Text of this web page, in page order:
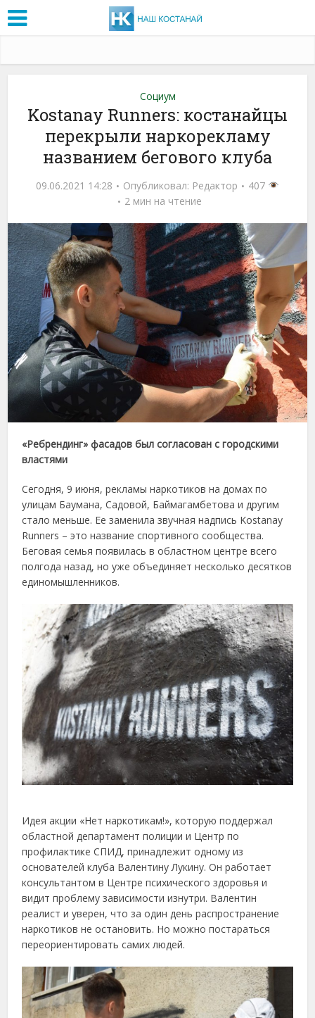
Социум
Kostanay Runners: костанайцы
перекрыли наркорекламу
названием бегового клуба
09.06.2021 14:28 Опубликовал: Редактор
407
2 мин на чтение
«Ребрендинг» фасадов был согласован с городскими
властями
Сегодня, 9 июня, рекламы наркотиков на домах по
улицам Баумана, Садовой, Баймагамбетова и другим
стало меньше. Ее заменила звучная надпись Kostanay
Runners – это название спортивного сообщества.
Беговая семья появилась в областном центре всего
полгода назад, но уже объединяет несколько десятков
единомышленников.
Идея акции «Нет наркотикам!», которую поддержал
областной департамент полиции и Центр по
профилактике СПИД, принадлежит одному из
основателей клуба Валентину Лукину. Он работает
консультантом в Центре психического здоровья и
видит проблему зависимости изнутри. Валентин
реалист и уверен, что за один день распространение
наркотиков не остановить. Но можно постараться
переориентировать самих людей.